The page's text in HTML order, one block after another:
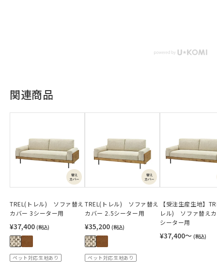
関連商品
TREL(トレル) ソファ替え
カバー 3シーター用
¥37,400 (税込)
ペット対応生地あり
TREL(トレル) ソファ替え
カバー 2.5シーター用
¥35,200 (税込)
ペット対応生地あり
【受注生産生地】
レル) ソファ替え
シーター用
¥37,400〜 (税込)